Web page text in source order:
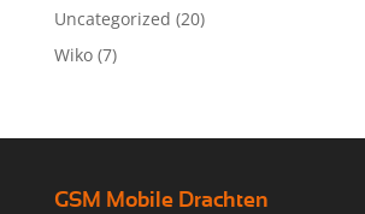
Uncategorized (20)
Wiko (7)
GSM Mobile Drachten